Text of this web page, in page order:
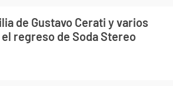
de Gustavo Cerati y varios
regreso de Soda Stereo